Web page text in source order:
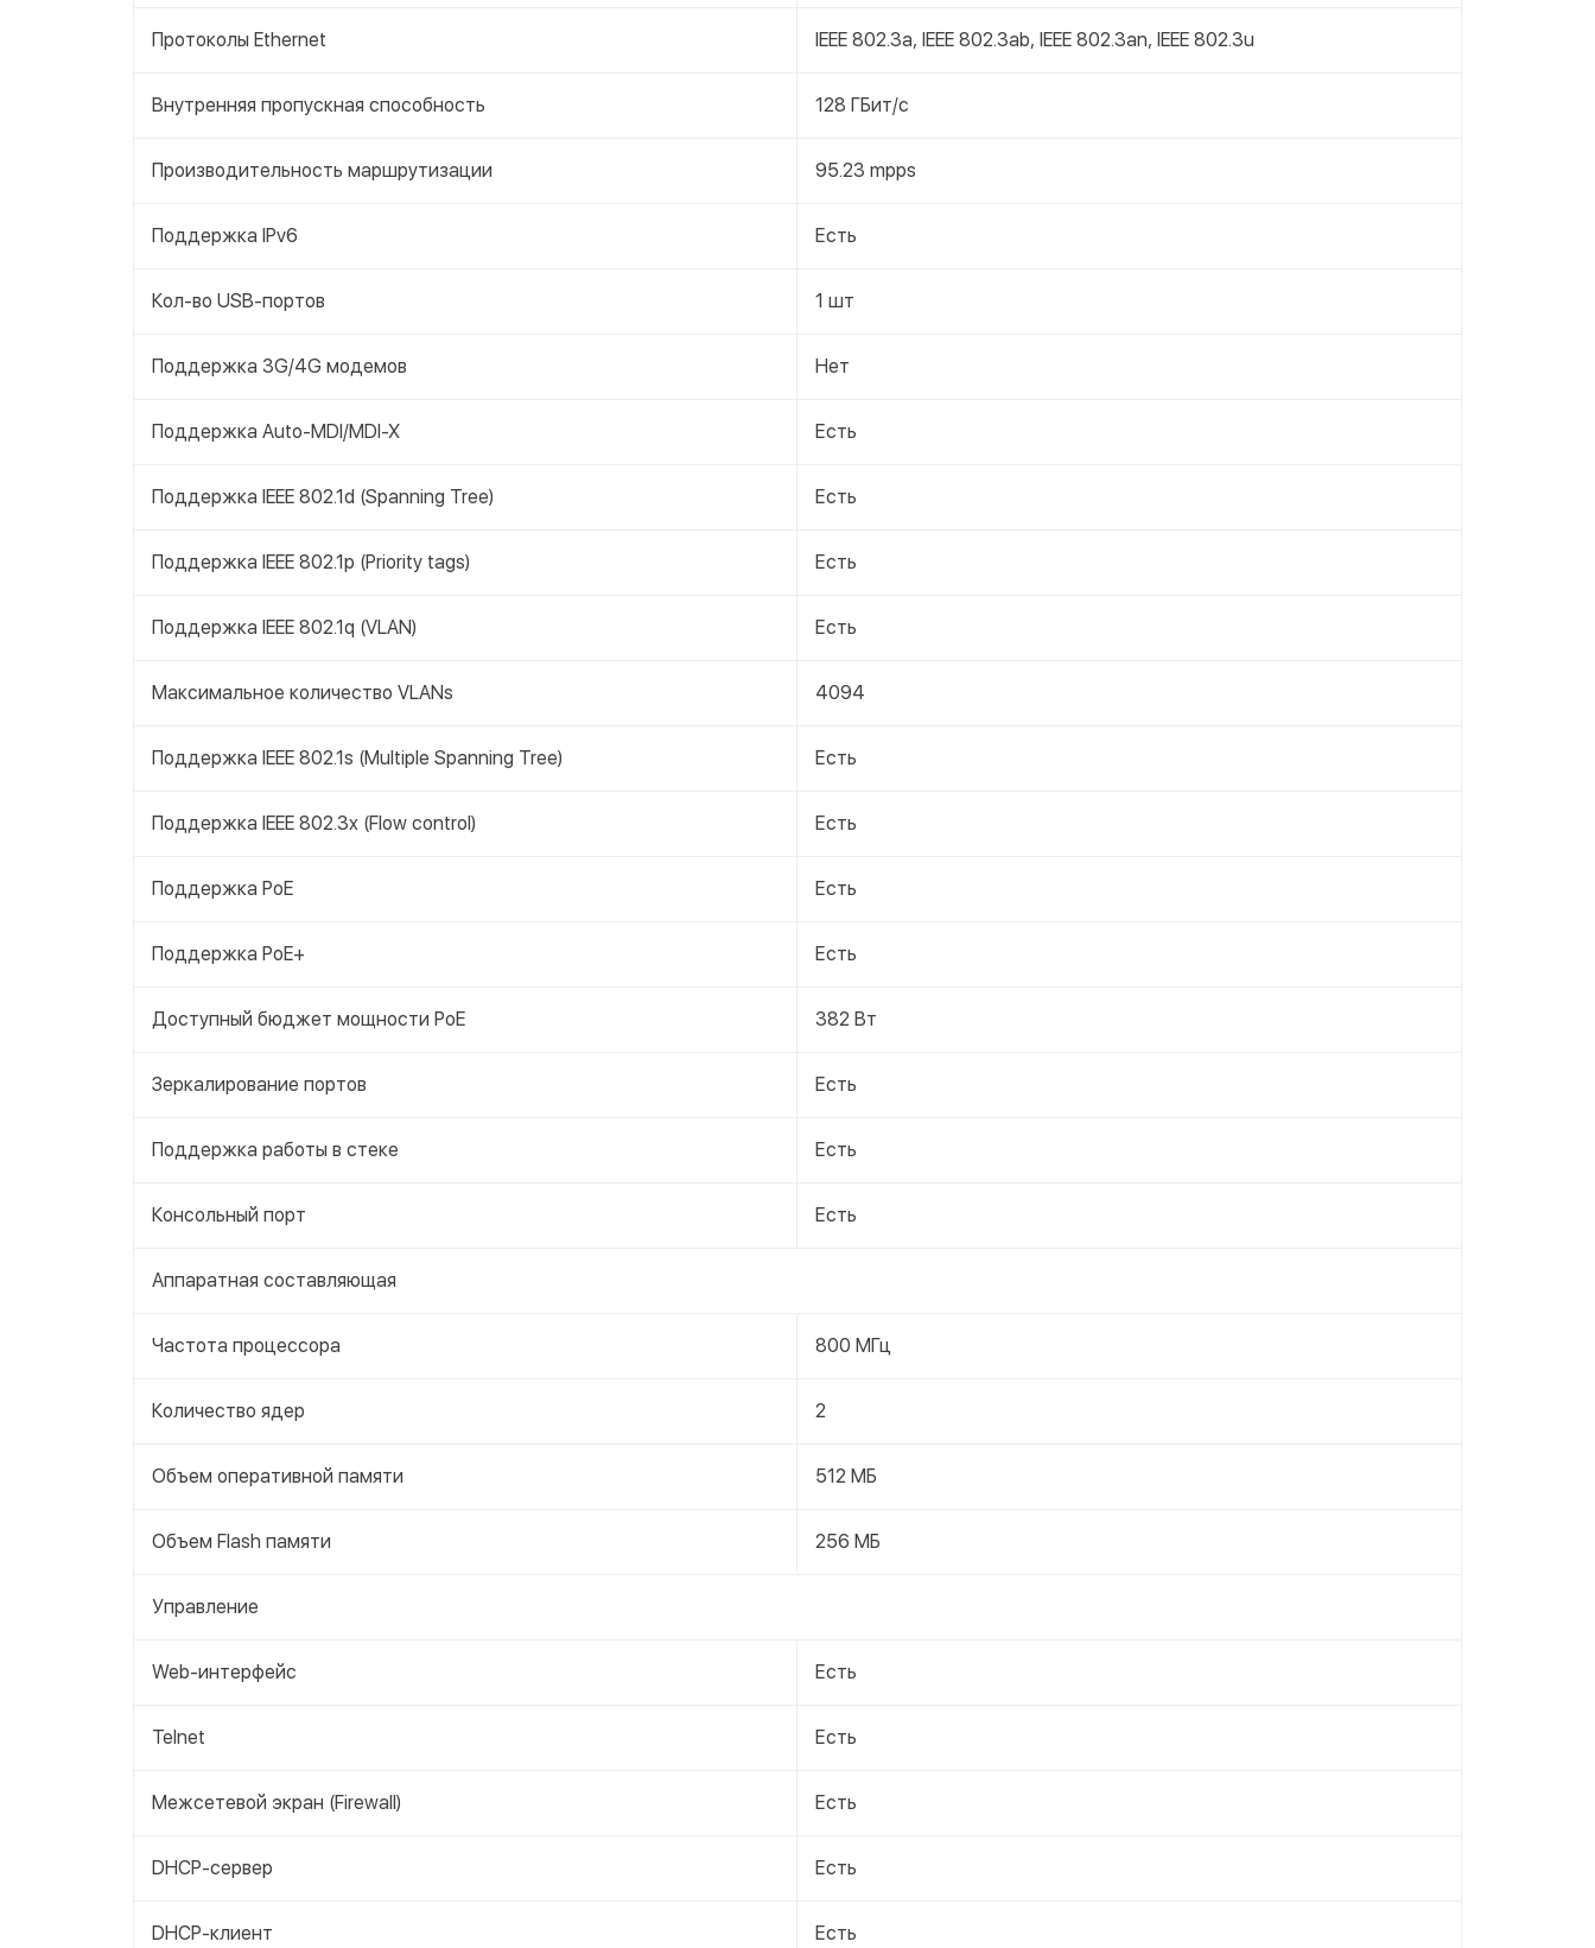
Протоколы Ethernet IEEE 802.3a, IEEE 802.3ab, IEEE 802.3an, IEEE 802.3u
Внутренняя пропускная способность 128 ГБит/с
Производительность маршрутизации 95.23 mpps
Поддержка IPv6 Есть
Кол-во USB-портов 1 шт
Поддержка 3G/4G модемов Нет
Поддержка Auto-MDI/MDI-X Есть
Поддержка IEEE 802.1d (Spanning Tree) Есть
Поддержка IEEE 802.1p (Priority tags) Есть
Поддержка IEEE 802.1q (VLAN) Есть
Максимальное количество VLANs 4094
Поддержка IEEE 802.1s (Multiple Spanning Tree) Есть
Поддержка IEEE 802.3x (Flow control) Есть
Поддержка PoE Есть
Поддержка PoE+ Есть
Доступный бюджет мощности PoE 382 Вт
Зеркалирование портов Есть
Поддержка работы в стеке Есть
Консольный порт Есть
Аппаратная составляющая
Частота процессора 800 МГц
Количество ядер 2
Объем оперативной памяти 512 МБ
Объем Flash памяти 256 МБ
Управление
Web-интерфейс Есть
Telnet Есть
Межсетевой экран (Firewall) Есть
DHCP-сервер Есть
DHCP-клиент Есть